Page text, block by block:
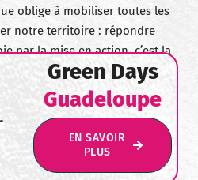
oblige à mobiliser toutes les
notre territoire : répondre
par la mise en action, c’est la
mouvement GreenDays.
Green Days
Guadeloupe
EN SAVOIR
PLUS